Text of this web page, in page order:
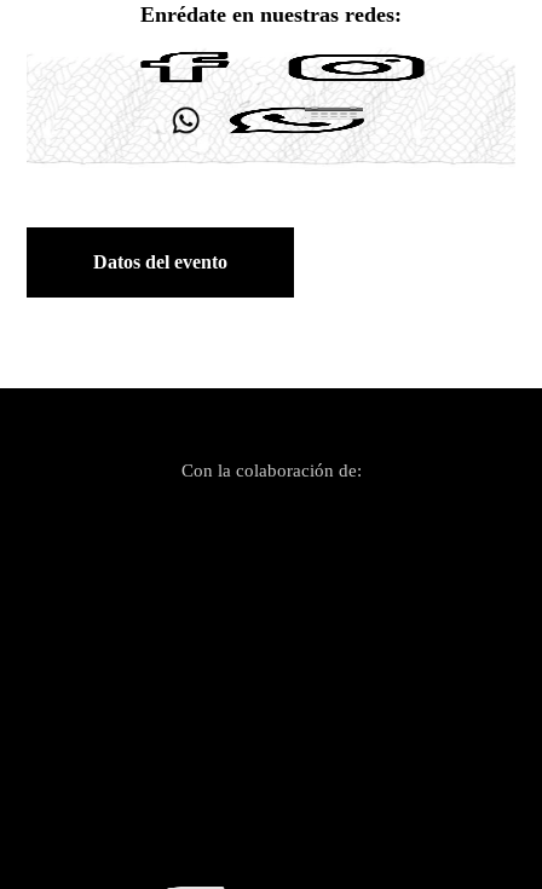
Enrédate en nuestras redes:
Datos del evento
Con la colaboración de: